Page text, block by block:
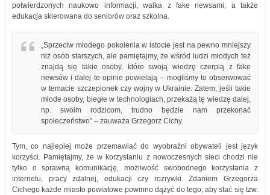
potwierdzonych naukowo informacji, walka z fake newsami, a także
edukacja skierowana do seniorów oraz szkolna.
„Sprzeciw młodego pokolenia w istocie jest na pewno mniejszy
niż osób starszych, ale pamiętajmy, że wśród ludzi młodych też
znajdą się takie osoby, które swoją wiedzę czerpią z fake
newsów i dalej te opinie powielają – mogliśmy to obserwować
w temacie szczepionek czy wojny w Ukrainie. Zatem, jeśli takie
młode osoby, biegłe w technologiach, przekażą tę wiedzę dalej,
np. swoim rodzicom, trudno będzie nam przekonać
społeczeństwo” – zauważa Grzegorz Cichy.
Tym, co najlepiej może przemawiać do wyobraźni obywateli jest język
korzyści. Pamiętajmy, że w korzystaniu z nowoczesnych sieci chodzi nie
tylko o sprawną komunikację, możliwość swobodnego korzystania z
internetu, pracy zdalnej, edukacji czy rozrywki. Zdaniem Grzegorza
Cichego każde miasto powiatowe powinno dążyć do tego, aby stać się tzw.